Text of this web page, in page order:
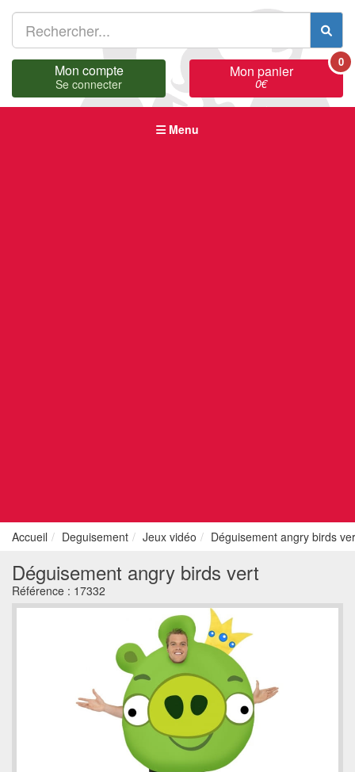
Mon compte
Se connecter
Mon panier
0€
0
Menu
Accueil Deguisement Jeux vidéo Déguisement angry birds
Déguisement angry birds vert
Référence : 17332